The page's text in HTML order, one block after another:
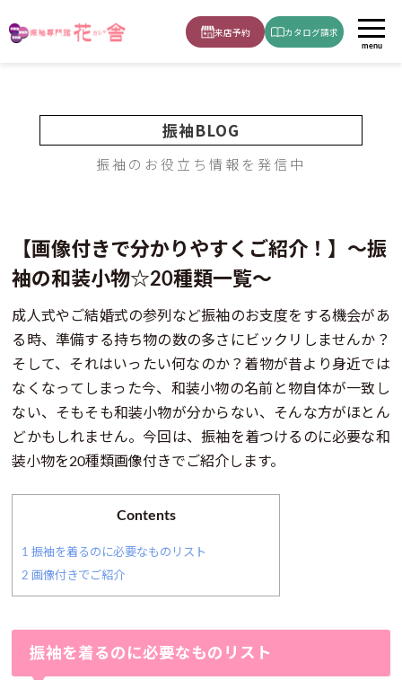
来店予約 カタログ請求
menu
【画像付きで分かりやすくご紹介！】～振袖の和装小物☆20種類一覧～
振袖BLOG
振袖のお役立ち情報を発信中
【画像付きで分かりやすくご紹介！】～振
袖の和装小物☆20種類一覧～
成人式やご結婚式の参列など振袖のお支度をする機会があ
る時、準備する持ち物の数の多さにビックリしませんか？
そして、それはいったい何なのか？着物が昔より身近では
なくなってしまった今、和装小物の名前と物自体が一致し
ない、そもそも和装小物が分からない、そんな方がほとん
どかもしれません。今回は、振袖を着つけるのに必要な和
装小物を20種類画像付きでご紹介します。
Contents
1 振袖を着るのに必要なものリスト
2 画像付きでご紹介
振袖を着るのに必要なものリスト